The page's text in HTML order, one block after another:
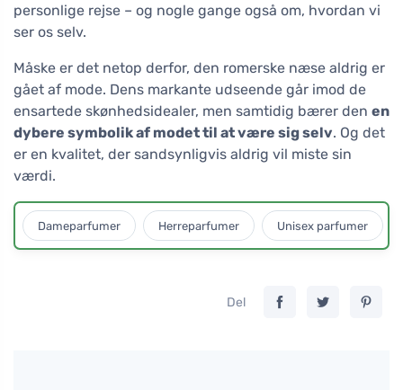
personlige rejse – og nogle gange også om, hvordan vi
ser os selv.
Måske er det netop derfor, den romerske næse aldrig er
gået af mode. Dens markante udseende går imod de
ensartede skønhedsidealer, men samtidig bærer den en
dybere symbolik af modet til at være sig selv. Og det
er en kvalitet, der sandsynligvis aldrig vil miste sin
værdi.
Dameparfumer Herreparfumer Unisex parfumer
Del